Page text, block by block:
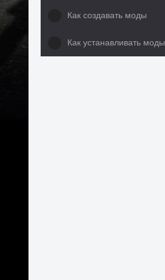
Как создавать моды
Как устанавливать моды